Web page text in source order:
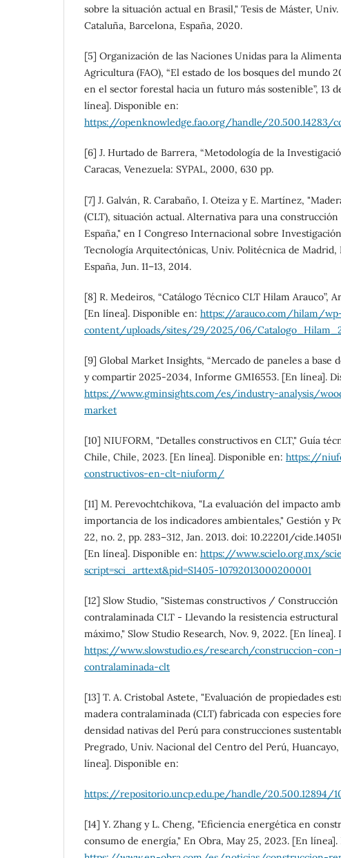
sobre la situación actual en Brasil," Tesis de Máster,
Cataluña, Barcelona, España, 2020.
[5] Organización de las Naciones Unidas para la
Agricultura (FAO), “El estado de los bosques del mundo
en el sector forestal hacia un futuro más sostenible”, 13
línea]. Disponible en:
https://openknowledge.fao.org/handle/20.500.14283/
[6] J. Hurtado de Barrera, “Metodología de la
Caracas, Venezuela: SYPAL, 2000, 630 pp.
[7] J. Galván, R. Carabaño, I. Oteiza y E. Martínez,
(CLT), situación actual. Alternativa para una
España," en I Congreso Internacional sobre
Tecnología Arquitectónicas, Univ. Politécnica de Madrid,
España, Jun. 11–13, 2014.
[8] R. Medeiros, “Catálogo Técnico CLT Hilam Arauco”,
[En línea]. Disponible en: https://arauco.com/hilam/
content/uploads/sites/29/2025/06/
[9] Global Market Insights, “Mercado de paneles a base
y compartir 2025-2034, Informe GMI6553. [En línea].
https://www.gminsights.com/es/industry-analysis/
market
[10] NIUFORM, "Detalles constructivos en CLT," Guía
Chile, Chile, 2023. [En línea]. Disponible en: https://
constructivos-en-clt-niuform/
[11] M. Perevochtchikova, "La evaluación del impacto
importancia de los indicadores ambientales," Gestión y
22, no. 2, pp. 283–312, Jan. 2013. doi: 10.22201/
[En línea]. Disponible en: https://www.scielo.org.mx/
script=sci_arttext&pid=S1405-10792013000200001
[12] Slow Studio, "Sistemas constructivos / Construcción
contralaminada CLT - Llevando la resistencia estructural
máximo," Slow Studio Research, Nov. 9, 2022. [En línea].
https://www.slowstudio.es/research/construccion-con-
contralaminada-clt
[13] T. A. Cristobal Astete, "Evaluación de propiedades
madera contralaminada (CLT) fabricada con especies
densidad nativas del Perú para construcciones
Pregrado, Univ. Nacional del Centro del Perú,
línea]. Disponible en:
https://repositorio.uncp.edu.pe/handle/20.500.12894/
[14] Y. Zhang y L. Cheng, "Eficiencia energética en
consumo de energía," En Obra, May 25, 2023. [En